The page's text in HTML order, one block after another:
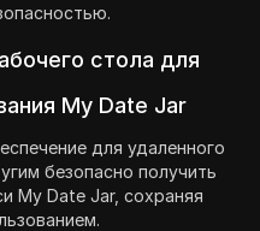
стола для
My Date Jar
для удаленного
безопасно получить
My Date Jar, сохраняя